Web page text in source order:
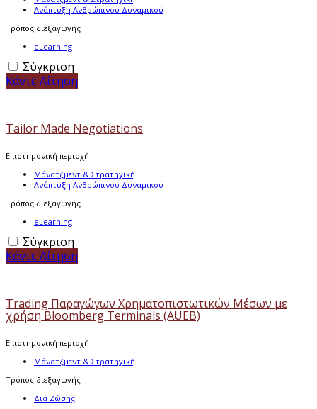
Ανάπτυξη Ανθρώπινου Δυναμικού
Τρόπος διεξαγωγής
eLearning
Σύγκριση
Κάντε Αίτηση
Tailor Made Negotiations
Επιστημονική περιοχή
Μάνατζμεντ & Στρατηγική
Ανάπτυξη Ανθρώπινου Δυναμικού
Τρόπος διεξαγωγής
eLearning
Σύγκριση
Κάντε Αίτηση
Trading Παραγώγων Χρηματοπιστωτικών Μέσων με
χρήση Bloomberg Terminals (AUEB)
Επιστημονική περιοχή
Μάνατζμεντ & Στρατηγική
Τρόπος διεξαγωγής
Δια Ζώσης